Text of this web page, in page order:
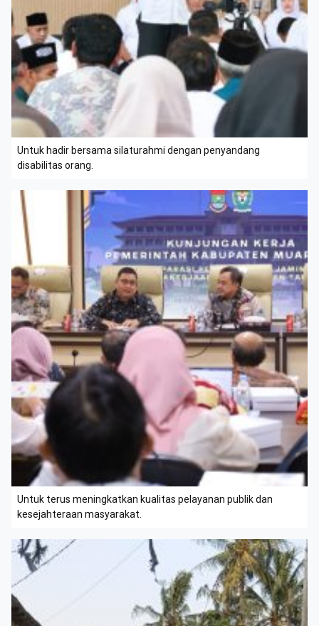
Untuk hadir bersama silaturahmi dengan penyandang
disabilitas orang.
Untuk terus meningkatkan kualitas pelayanan publik dan
kesejahteraan masyarakat.